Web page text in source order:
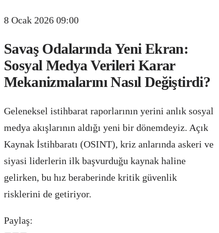
8 Ocak 2026 09:00
Savaş Odalarında Yeni Ekran:
Sosyal Medya Verileri Karar
Mekanizmalarını Nasıl Değiştirdi?
Geleneksel istihbarat raporlarının yerini anlık sosyal
medya akışlarının aldığı yeni bir dönemdeyiz. Açık
Kaynak İstihbaratı (OSINT), kriz anlarında askeri ve
siyasi liderlerin ilk başvurduğu kaynak haline
gelirken, bu hız beraberinde kritik güvenlik
risklerini de getiriyor.
Paylaş: